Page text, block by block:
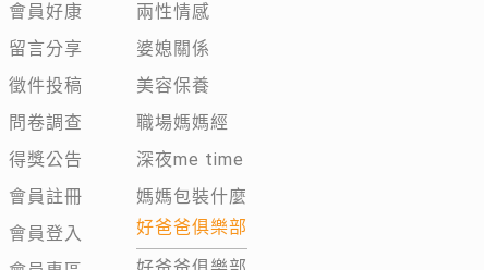
會員好康
留言分享
徵件投稿
問卷調查
得獎公告
會員註冊
會員登入
兩性情感
婆媳關係
美容保養
職場媽媽經
深夜me time
媽媽包裝什麼
好爸爸俱樂部